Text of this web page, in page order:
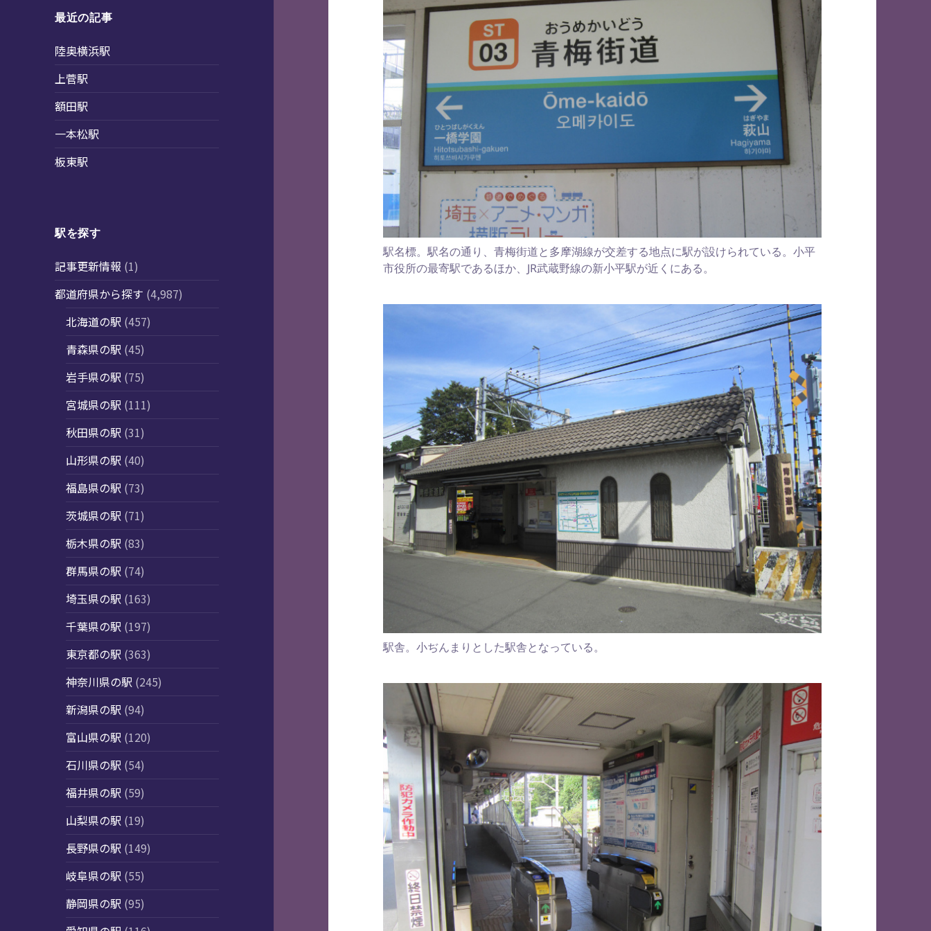
最近の記事
陸奥横浜駅
上菅駅
額田駅
一本松駅
板東駅
駅を探す
記事更新情報 (1)
都道府県から探す (4,987)
北海道の駅 (457)
青森県の駅 (45)
岩手県の駅 (75)
宮城県の駅 (111)
秋田県の駅 (31)
山形県の駅 (40)
福島県の駅 (73)
茨城県の駅 (71)
栃木県の駅 (83)
群馬県の駅 (74)
埼玉県の駅 (163)
千葉県の駅 (197)
東京都の駅 (363)
神奈川県の駅 (245)
新潟県の駅 (94)
富山県の駅 (120)
石川県の駅 (54)
福井県の駅 (59)
山梨県の駅 (19)
長野県の駅 (149)
岐阜県の駅 (55)
静岡県の駅 (95)
駅名標。駅名の通り、青梅街道と多摩湖線が交差する地点に駅が設けられている。小平
市役所の最寄駅であるほか、JR武蔵野線の新小平駅が近くにある。
駅舎。小ぢんまりとした駅舎となっている。